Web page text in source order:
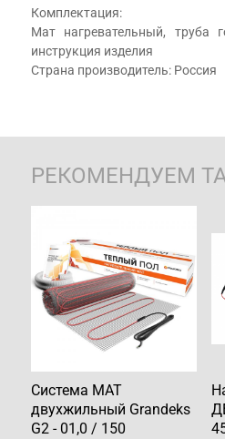
Комплектация:
Мат нагревательный, труба
инструкция изделия
Страна производитель: Россия
РЕКОМЕНДУЕМ
Система МАТ
двухжильный Grandeks
G2 - 01,0 / 150